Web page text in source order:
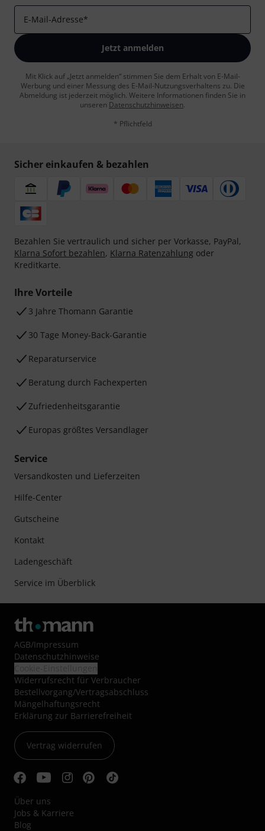
E-Mail-Adresse*
Jetzt anmelden
Mit Klick auf „Jetzt anmelden“ stimmen Sie dem Erhalt von E-Mail-
Werbung und einer Messung des E-Mail-Nutzungsverhaltens zu. Die
Abmeldung ist jederzeit möglich. Weitere Informationen finden Sie in
unseren Datenschutzhinweisen.
* Pflichtfeld
Sicher einkaufen & bezahlen
Bezahlen Sie vertraulich und sicher per Vorkasse, PayPal,
Klarna Sofort bezahlen, Klarna Ratenzahlung oder
Kreditkarte.
Ihre Vorteile
3 Jahre Thomann Garantie
30 Tage Money-Back-Garantie
Reparaturservice
Beratung durch Fachexperten
Zufriedenheitsgarantie
Europas größtes Versandlager
Service
Versandkosten und Lieferzeiten
Hilfe-Center
Gutscheine
Kontakt
Ladengeschäft
Service im Überblick
AGB/Impressum
Datenschutzhinweise
Widerrufsrecht für Verbraucher
Bestellvorgang/Vertragsabschluss
Mängelhaftungsrecht
Erklärung zur Barrierefreiheit
Vertrag widerrufen
Über uns
Jobs & Karriere
Blog